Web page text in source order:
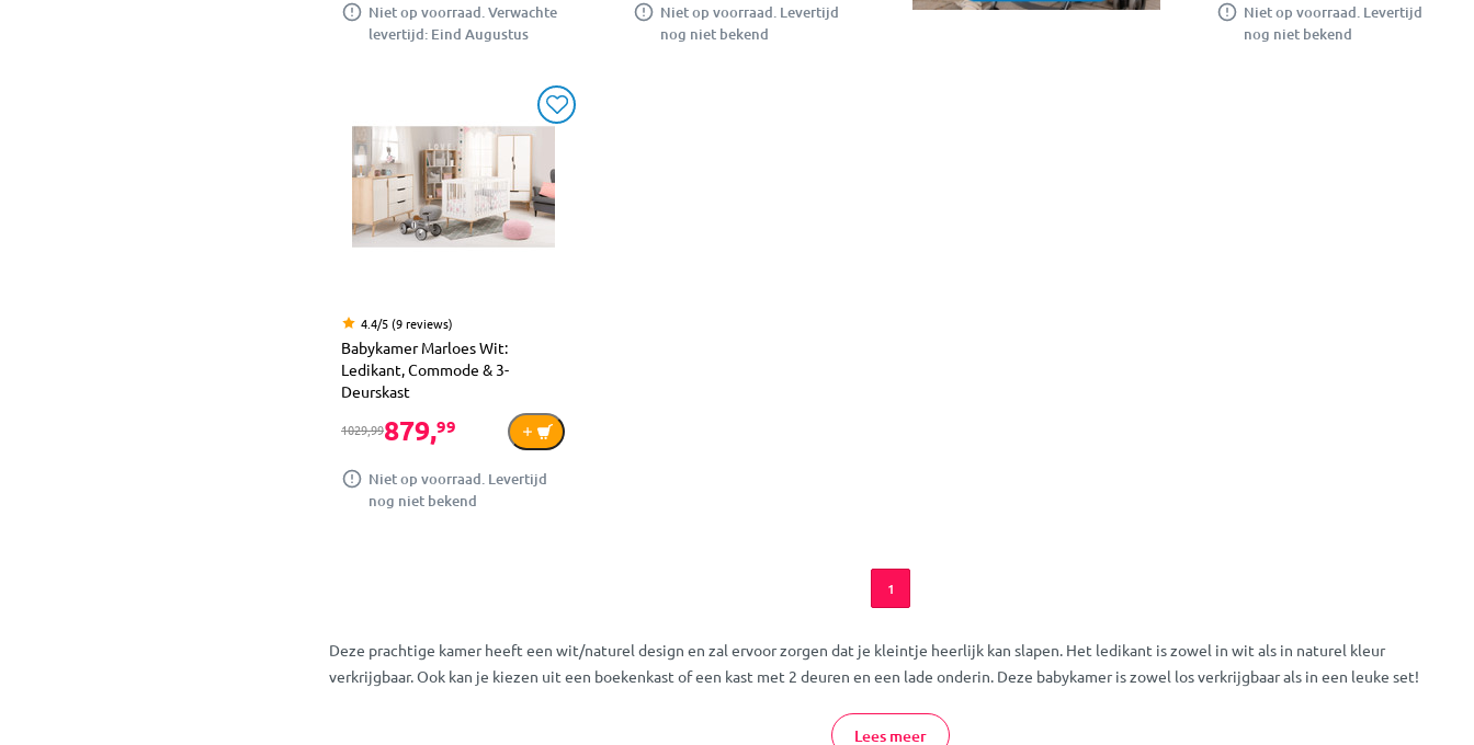
Niet op voorraad. Verwachte
levertijd: Eind Augustus
Niet op voorraad. Levertijd
nog niet bekend
Niet op voorraad. Levertijd
nog niet bekend
4.4/5 (9 reviews)
Babykamer Marloes Wit:
Ledikant, Commode & 3-
Deurskast
1029,99879,99
Niet op voorraad. Levertijd
nog niet bekend
1
Deze prachtige kamer heeft een wit/naturel design en zal ervoor zorgen dat je kleintje heerlijk kan slapen. Het ledikant is zowel in wit als in naturel kleur
verkrijgbaar. Ook kan je kiezen uit een boekenkast of een kast met 2 deuren en een lade onderin. Deze babykamer is zowel los verkrijgbaar als in een leuke set!
Lees meer